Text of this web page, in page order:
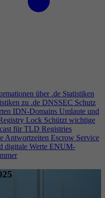
über .de Statistiken
zu .de DNSSEC Schutz
IDN-Domains Umlaute und
Lock Schützt wichtige
für TLD Registries
Antwortzeiten Escrow Service
digitale Werte ENUM-